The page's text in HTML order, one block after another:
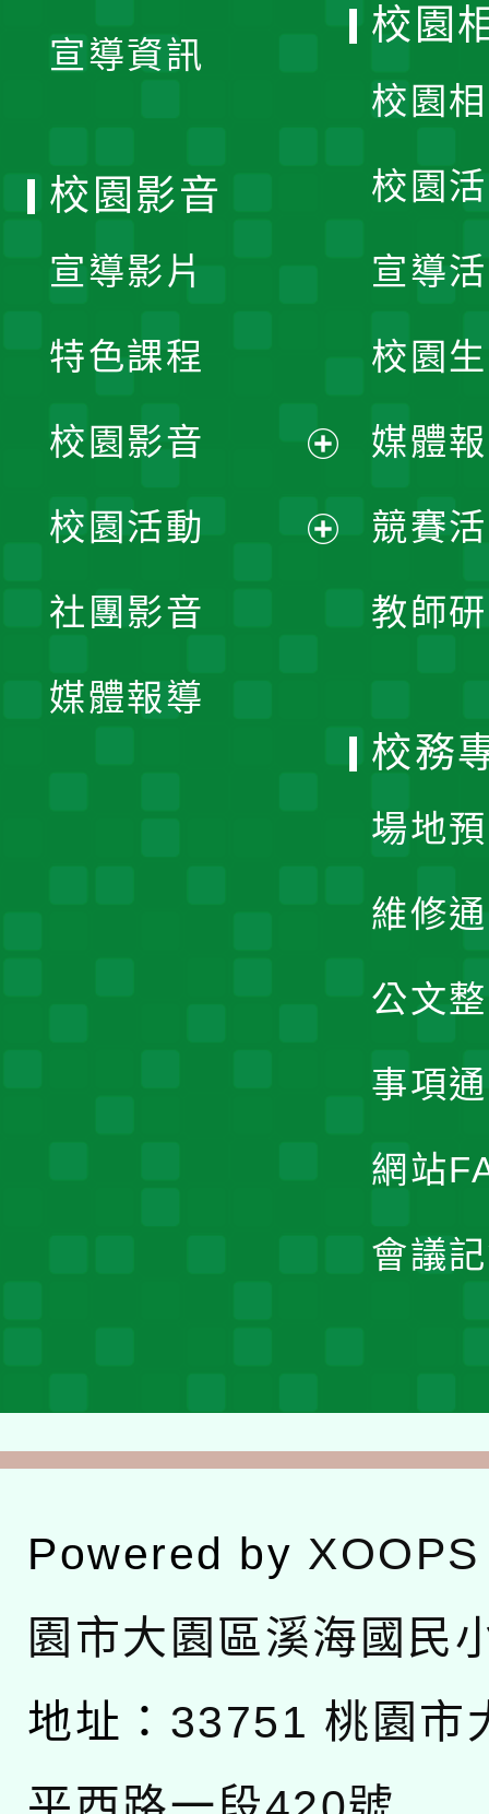
宣導資訊
校園
校園
校園
宣導
校園
媒體
競賽
教師
校園影音
宣導影片
特色課程
校園影音
開
校園活動
社團影音
媒體報導
校務
場地
維修
公文
事項
網站
會議
Powered by XOOPS
園市大園區溪海國民
地址： 33751 桃園市